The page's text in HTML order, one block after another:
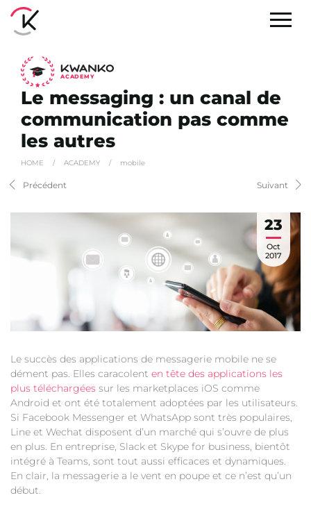
ACADEMY
Le messaging : un canal de
communication pas comme
les autres
HOME / ACADEMY / mobile
Précédent Suivant
23
Oct
2017
Le succès des applications de messagerie mobile ne se
dément pas. Elles caracolent en tête des applications les
plus téléchargées sur les marketplaces iOS comme
Android et ont été totalement adoptées par les utilisateurs.
Si Facebook Messenger et WhatsApp sont très populaires,
Line et Wechat disposent d’un marché qui s’ouvre de plus
en plus. En entreprise, Slack et Skype for business, bientôt
intégré à Teams, sont tout aussi efficaces et dynamiques.
En clair, la messagerie a le vent en poupe et ce n’est qu’un
début.